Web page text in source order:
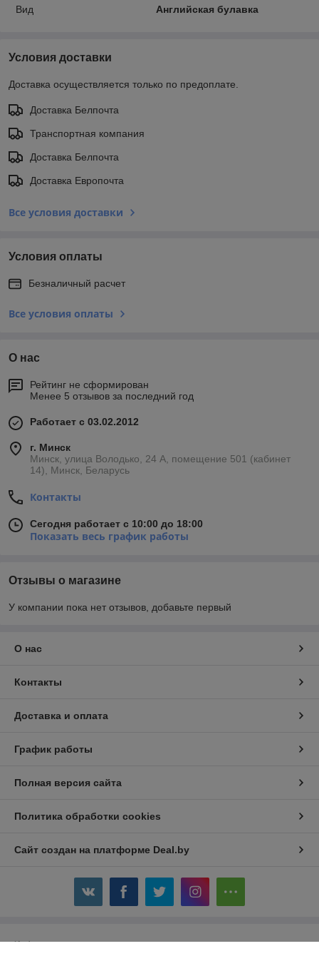
Вид
Английская булавка
Условия доставки
Доставка осуществляется только по предоплате.
Доставка Белпочта
Транспортная компания
Доставка Белпочта
Доставка Европочта
Все условия доставки
Условия оплаты
Безналичный расчет
Все условия оплаты
О нас
Рейтинг не сформирован
Менее 5 отзывов за последний год
Работает с 03.02.2012
г. Минск
Минск, улица Володько, 24 А, помещение 501 (кабинет
14), Минск, Беларусь
Контакты
Сегодня работает с 10:00 до 18:00
Показать весь график работы
Отзывы о магазине
У компании пока нет отзывов, добавьте первый
О нас
Контакты
Доставка и оплата
График работы
Полная версия сайта
Политика обработки cookies
Сайт создан на платформе Deal.by
Информация для покупателя